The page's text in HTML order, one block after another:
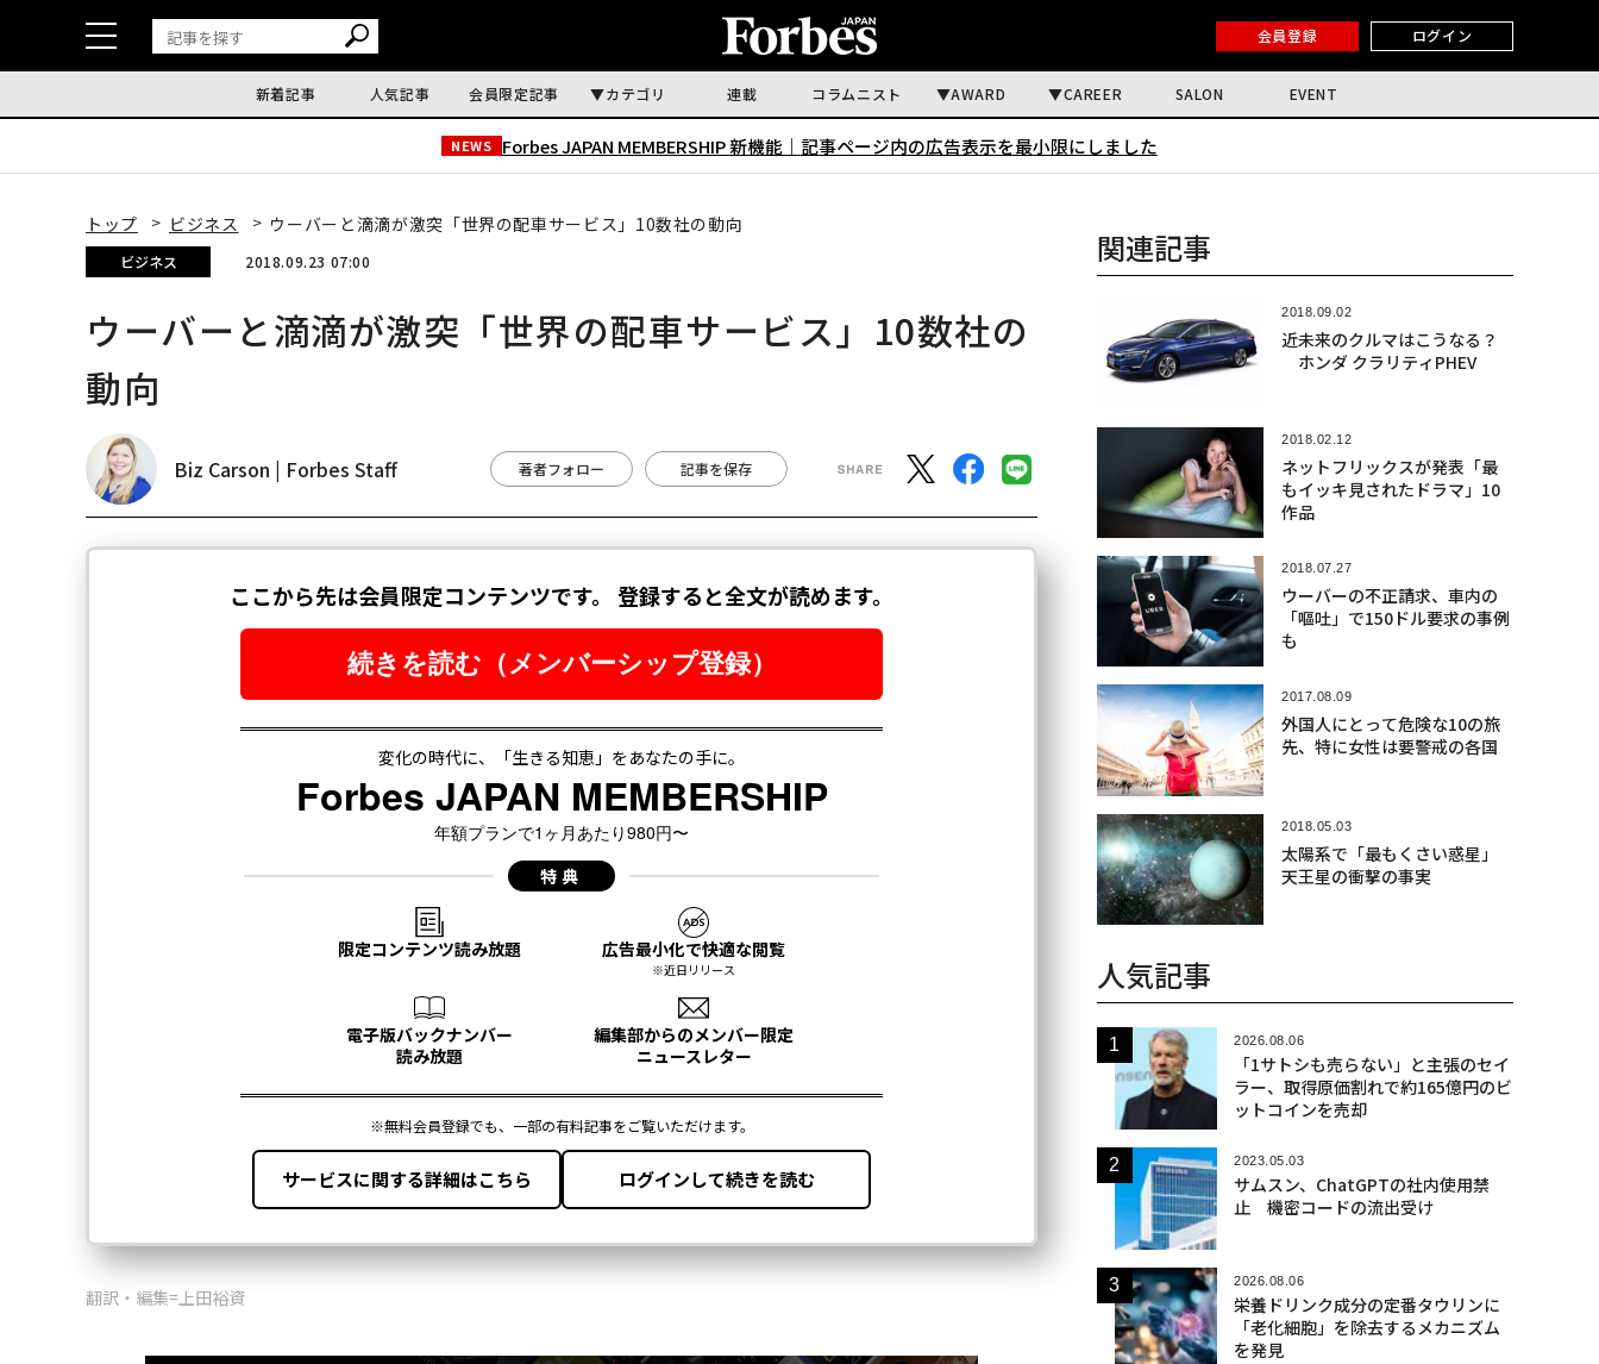
会員登録 ログイン
新着記事 人気記事 会員限定記事 カテゴリ 連載 コラムニスト AWARD CAREER SALON EVENT
NEWS Forbes JAPAN MEMBERSHIP 新機能｜ 記事ページ内の広告表示を最小限にしました
トップ ビジネス ウーバーと滴滴が激突「世界の配車サービス」10数社の動向
ビジネス 2018.09.23 07:00
ウーバーと滴滴が激突「世界の配車サービス」10数社の
動向
Biz Carson | Forbes Staff 著者フォロー 記事を保存
翻訳・編集=上田裕資
関連記事
2018.09.02
近未来のクルマはこうなる？
ホンダ クラリティPHEV
2018.02.12
ネットフリックスが発表「最
もイッキ見されたドラマ」10
作品
2018.07.27
ウーバーの不正請求、車内の
「嘔吐」で150ドル要求の事例
も
2017.08.09
外国人にとって危険な10の旅
先、特に女性は要警戒の各国
2018.05.03
太陽系で「最もくさい惑星」
天王星の衝撃の事実
人気記事
2026.08.06
「1サトシも売らない」と主張のセイ
ラー、取得原価割れで約165億円のビ
ットコインを売却
2023.05.03
サムスン、ChatGPTの社内使用禁
止 機密コードの流出受け
2026.08.06
栄養ドリンク成分の定番タウリンに
「老化細胞」を除去するメカニズム
を発見